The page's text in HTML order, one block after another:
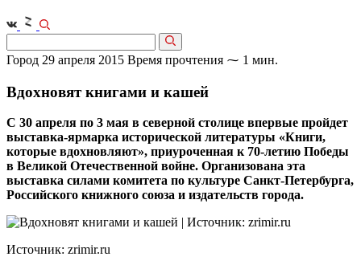
Город 29 апреля 2015 Время прочтения ⁓ 1 мин.
Вдохновят книгами и кашей
С 30 апреля по 3 мая в северной столице впервые пройдет
выставка-ярмарка исторической литературы «Книги,
которые вдохновляют», приуроченная к 70-летию Победы
в Великой Отечественной войне. Организована эта
выставка силами комитета по культуре Санкт-Петербурга,
Российского книжного союза и издательств города.
Источник: zrimir.ru